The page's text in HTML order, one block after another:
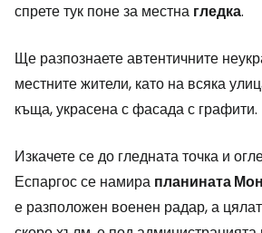
спрете тук поне за местна гледка.
Ще разпознаете автентичните
местните жители, като на всяка
къща, украсена с фасада с графити.
Изкачете се до гледната точка и
Еспаргос се намира планината
е разположен военен радар, а